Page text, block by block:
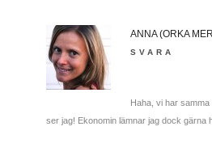
ANNA (ORKA
SVARA
Haha, vi har
ser jag! Ekonomin lämnar jag dock gärna